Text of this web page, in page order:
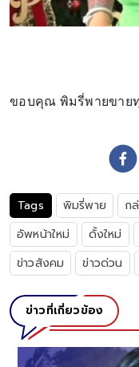
ขอบคุณ พิมรี่พายขาย
Tags พิมรี่พาย ก
อัพหน้าใหม่
ดั้งใหม่
ข่าวสังคม
ข่าวด่วน
ข่าวที่เกี่ยวข้อง